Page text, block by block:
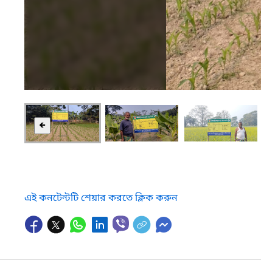
🡸
এই কনটেন্টটি শেয়ার করতে ক্লিক করুন